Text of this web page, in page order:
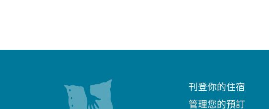
刊登你的住宿
管理您的預訂